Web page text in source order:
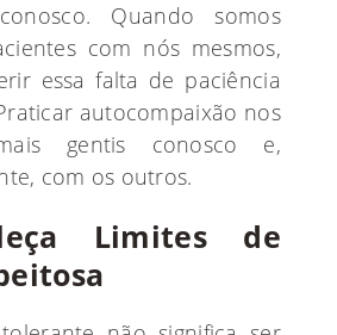
Quando somos
com nós mesmos,
essa falta de paciência
autocompaixão nos
gentis conosco e,
com os outros.
Limites de